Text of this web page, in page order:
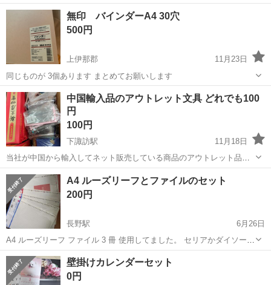
ので、ご理解いただける方にお願いします ノークレーム、ノーリター
ンでお願いします
長野 上田市 上田駅 手帳 リフィル
無印 バインダーA4 30穴
500円
上伊那郡
11月23日
同じものが 3個あります まとめてお願いします
長野 上伊那郡 手帳 バインダー
中国輸入品のアウトレット文具 どれでも100
円
100円
下諏訪駅
11月18日
当社が中国から輸入してネット販売している商品のアウトレット品を
どれでも1個100円で販売します。 通常1000~3980円で販売している商
品ですので、掘り出し物もあるかも？ （写真以外の商品もあります）
※キズ・汚れ等があ...
長野 諏訪郡 下諏訪駅 アウトレット
A4 ルーズリーフとファイルのセット
200円
長野駅
6月26日
A4 ルーズリーフ ファイル 3 冊 使用してました。 セリアかダイソーで
購入 ルーズリーフ セリア で購入 A4 ルーズリーフ A幅 50枚セット 4
袋 ダイソー で購入 A4 ...
長野 長野市 長野駅 手帳 ルーズリーフ
壁掛けカレンダーセット
0円